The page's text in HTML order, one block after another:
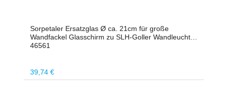
Sorpetaler Ersatzglas Ø ca. 21cm für große
Wandfackel Glasschirm zu SLH-Goller Wandleuchte
46561
Regulärer Preis:
39,74 €